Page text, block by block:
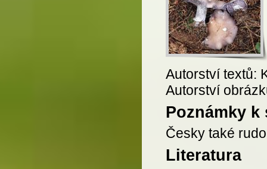
Autorství textů:
Autorství
Poznámky k
Česky také
Literatura